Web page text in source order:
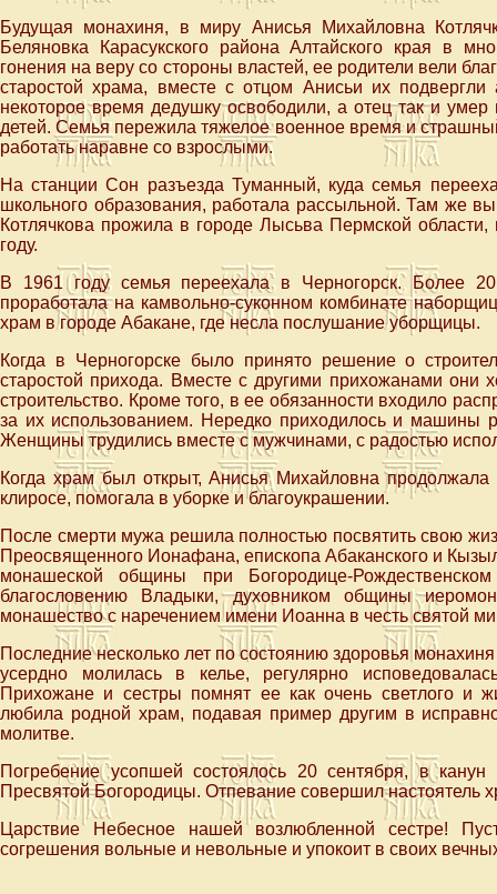
Будущая монахиня, в миру Анисья Михайловна
Беляновка Карасукского района Алтайского края в
гонения на веру со стороны властей, ее родители вели
старостой храма, вместе с отцом Анисьи их подвергли
некоторое время дедушку освободили, а отец так и
детей. Семья пережила тяжелое военное время и
работать наравне со взрослыми.
На станции Сон разъезда Туманный, куда семья
школьного образования, работала рассыльной. Там же
Котлячкова прожила в городе Лысьва Пермской
году.
В 1961 году семья переехала в Черногорск. Более
проработала на камвольно-суконном комбинате
храм в городе Абакане, где несла послушание уборщицы.
Когда в Черногорске было принято решение о
старостой прихода. Вместе с другими прихожанами
строительство. Кроме того, в ее обязанности входило
за их использованием. Нередко приходилось и машины
Женщины трудились вместе с мужчинами, с радостью
Когда храм был открыт, Анисья Михайловна
клиросе, помогала в уборке и благоукрашении.
После смерти мужа решила полностью посвятить свою
Преосвященного Ионафана, епископа Абаканского и
монашеской общины при Богородице-
благословению Владыки, духовником общины
монашество с наречением имени Иоанна в честь святой
Последние несколько лет по состоянию здоровья
усердно молилась в келье, регулярно
Прихожане и сестры помнят ее как очень светлого и
любила родной храм, подавая пример другим в
молитве.
Погребение усопшей состоялось 20 сентября, в
Пресвятой Богородицы. Отпевание совершил настоятель
Царствие Небесное нашей возлюбленной сестре!
согрешения вольные и невольные и упокоит в своих